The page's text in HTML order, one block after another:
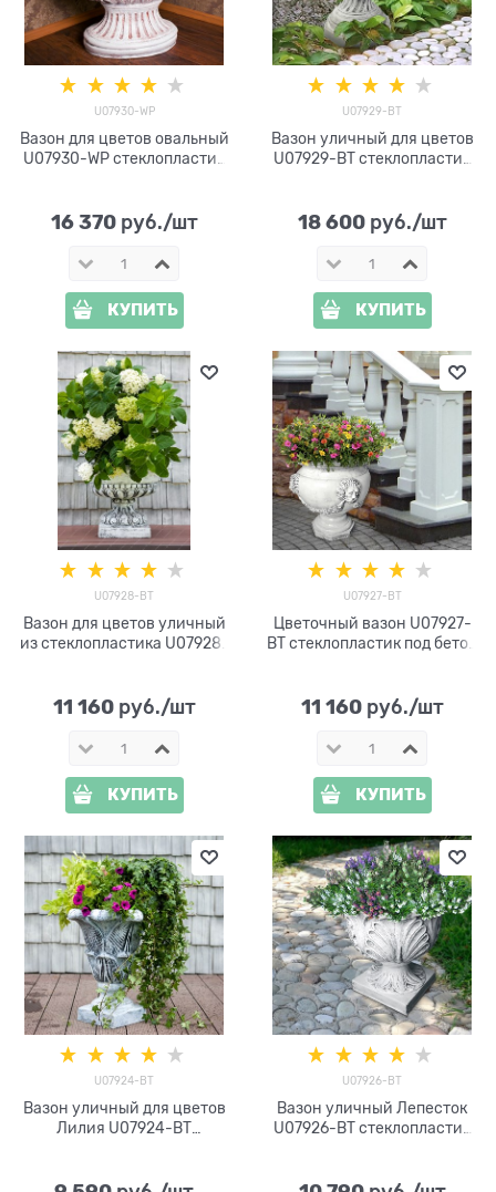
U07930-WP
Вазон для цветов овальный
U07930-WP стеклопластик
16 370 руб./шт
КУПИТЬ
U07929-BT
Вазон уличный для цветов
U07929-BT стеклопластик
18 600 руб./шт
КУПИТЬ
U07928-BT
Вазон для цветов уличный
из стеклопластика U07928-
11 160 руб./шт
КУПИТЬ
U07927-BT
Цветочный вазон U07927-
BT стеклопластик под бетон
11 160 руб./шт
КУПИТЬ
U07924-BТ
Вазон уличный для цветов
Лилия U07924-BT
U07926-BT
Вазон уличный Лепесток
U07926-BT стеклопластик